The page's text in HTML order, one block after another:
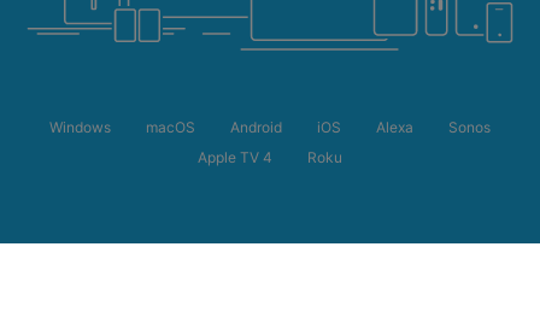
Windows macOS Android iOS Alexa
Sonos
Apple TV 4
Roku